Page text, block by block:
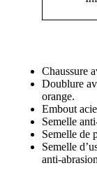
Chaussure
Doublure
orange.
Embout
Semelle
Semelle de
Semelle
anti-